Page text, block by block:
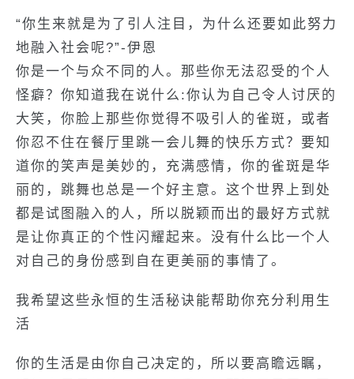
“你生来就是为了引人注目，为什么还要如此努力
地融入社会呢?”-伊恩
你是一个与众不同的人。那些你无法忍受的个人
怪癖？你知道我在说什么:你认为自己令人讨厌的
大笑，你脸上那些你觉得不吸引人的雀斑，或者
你忍不住在餐厅里跳一会儿舞的快乐方式？要知
道你的笑声是美妙的，充满感情，你的雀斑是华
丽的，跳舞也总是一个好主意。这个世界上到处
都是试图融入的人，所以脱颖而出的最好方式就
是让你真正的个性闪耀起来。没有什么比一个人
对自己的身份感到自在更美丽的事情了。
我希望这些永恒的生活秘诀能帮助你充分利用生
活
你的生活是由你自己决定的，所以要高瞻远瞩，